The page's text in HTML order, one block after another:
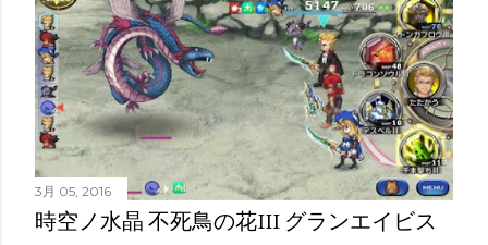
3月 05, 2016
時空ノ水晶 不死鳥の花III グランエイビス